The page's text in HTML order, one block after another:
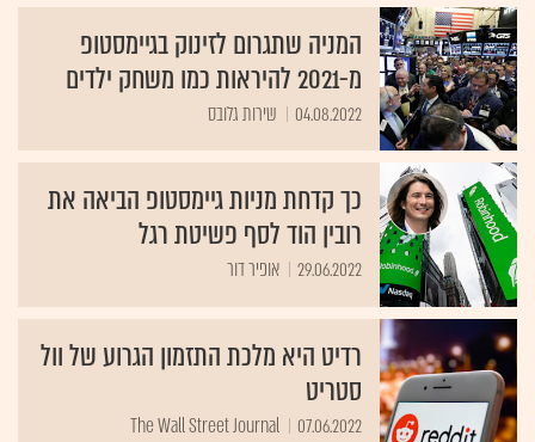
המניה שתגרום לזינוק בגיימסטופ
מ-2021 להיראות כמו משחק ילדים
04.08.2022 שירות גלובס
כך קדחת מניות גיימסטופ הביאה את
רובין הוד לסף פשיטת רגל
29.06.2022 אופיר דור
רדיט היא מלכת התזמון הגרוע של וול
סטריט
07.06.2022
The Wall Street Journal